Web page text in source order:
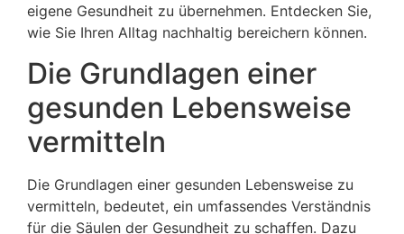
eigene Gesundheit zu übernehmen. Entdecken Sie,
wie Sie Ihren Alltag nachhaltig bereichern können.
Die Grundlagen einer
gesunden Lebensweise
vermitteln
Die Grundlagen einer gesunden Lebensweise zu
vermitteln, bedeutet, ein umfassendes Verständnis
für die Säulen der Gesundheit zu schaffen. Dazu